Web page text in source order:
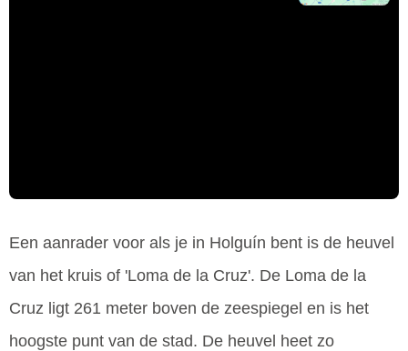
Een aanrader voor als je in Holguín bent is de heuvel
van het kruis of 'Loma de la Cruz'. De Loma de la
Cruz ligt 261 meter boven de zeespiegel en is het
hoogste punt van de stad. De heuvel heet zo